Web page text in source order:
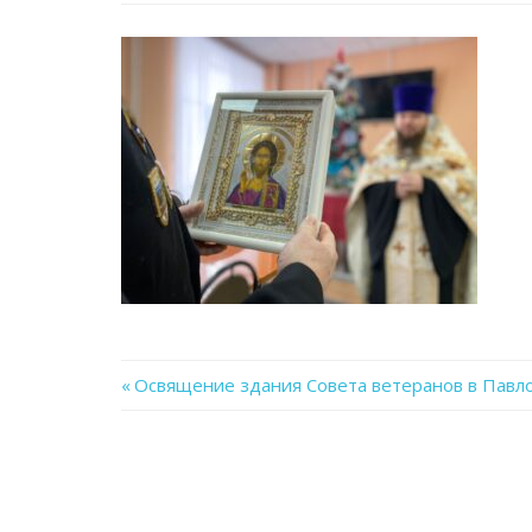
Previous
Освящение здания Совета ветеранов в